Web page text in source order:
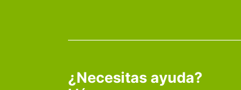
¿Necesitas ayuda?